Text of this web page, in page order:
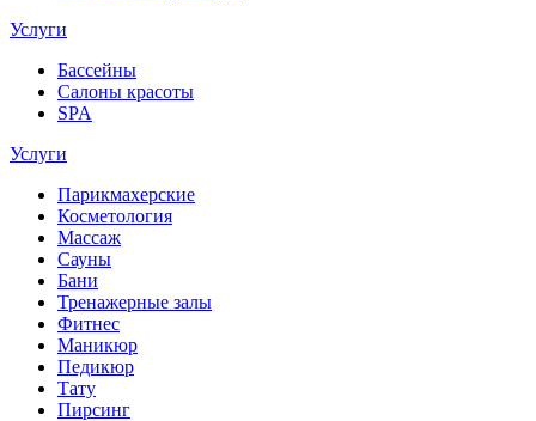
Услуги
Бассейны
Салоны красоты
SPA
Услуги
Парикмахерские
Косметология
Массаж
Сауны
Бани
Тренажерные залы
Фитнес
Маникюр
Педикюр
Тату
Пирсинг